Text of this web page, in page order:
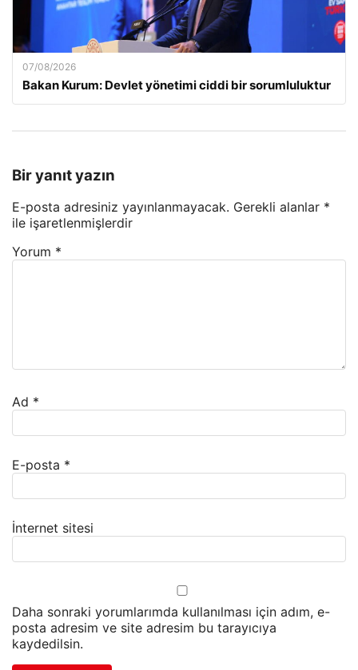
07/08/2026
Bakan Kurum: Devlet yönetimi ciddi bir sorumluluktur
Bir yanıt yazın
E-posta adresiniz yayınlanmayacak. Gerekli alanlar *
ile işaretlenmişlerdir
Yorum *
Ad *
E-posta *
İnternet sitesi
Daha sonraki yorumlarımda kullanılması için adım, e-
posta adresim ve site adresim bu tarayıcıya
kaydedilsin.